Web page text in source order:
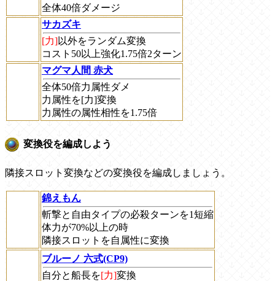
全体40倍ダメージ
サカズキ
[力]以外をランダム変換
コスト50以上強化1.75倍2ターン
マグマ人間 赤犬
全体50倍力属性ダメ
力属性を[力]変換
力属性の属性相性を1.75倍
変換役を編成しよう
隣接スロット変換などの変換役を編成しましょう。
錦えもん
斬撃と自由タイプの必殺ターンを1短縮
体力が70%以上の時
隣接スロットを自属性に変換
ブルーノ 六式(CP9)
自分と船長を[力]変換